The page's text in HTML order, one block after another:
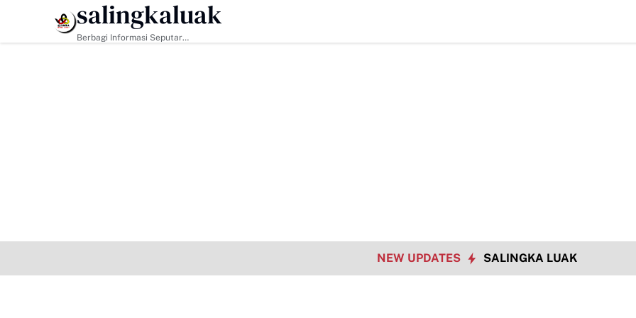
HEADLINE
salingkaluak
Berbagi Informasi Seputar
NEW UPDATES SALINGKA LUAK